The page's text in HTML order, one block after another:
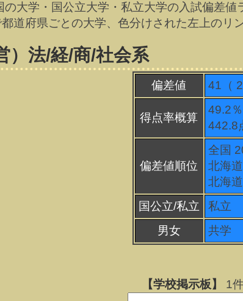
大学・国公立大学・私立大学の入試偏差
道府県ごとの大学、色分けされた左上のリ
法/経/商/社会系
偏差値 41（ 2
得点率概算
49.2％
442.8
偏差値順位
全国
北海
北海
国公立/私立
私立
男女
共学
【学校掲示板】
1